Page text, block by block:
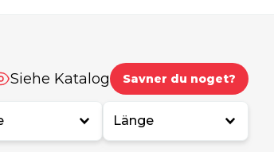
Siehe Katalog Savner du noget?
Länge